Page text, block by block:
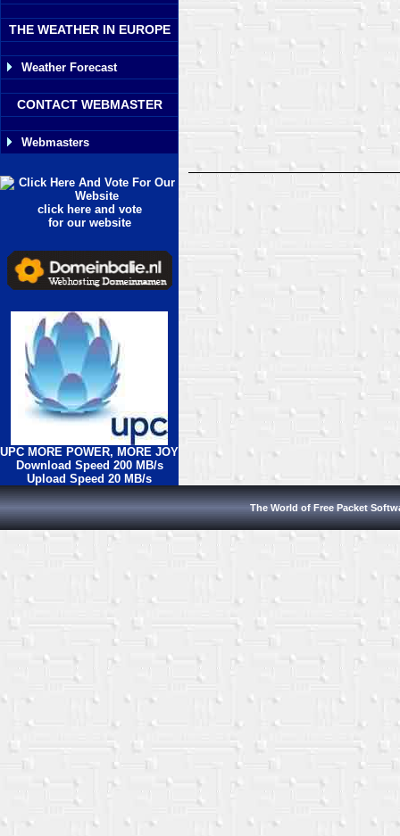
THE WEATHER IN EUROPE
Weather Forecast
CONTACT WEBMASTER
Webmasters
click here and vote
for our website
UPC MORE POWER, MORE JOY
Download Speed 200 MB/s
Upload Speed 20 MB/s
The World of Free Packet